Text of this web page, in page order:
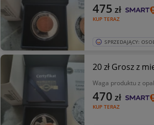
KUP TERAZ
475 zł
SPRZEDAJĄCY:
20 zł Grosz z
Waga produktu z
KUP TERAZ
470 zł